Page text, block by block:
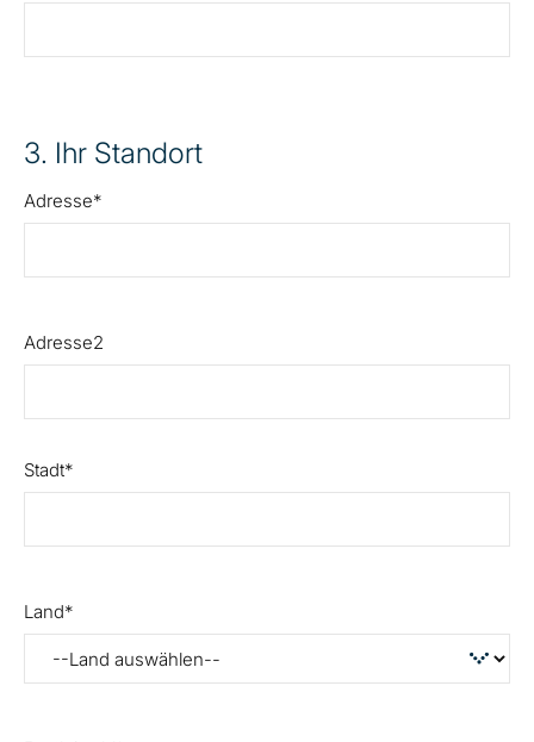
3. Ihr Standort
Adresse
Adresse2
Stadt
Land